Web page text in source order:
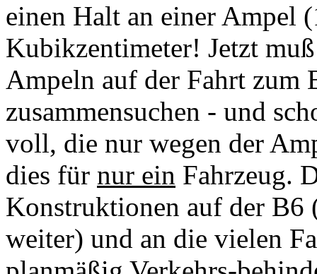
einen Halt an einer Ampel
Kubikzentimeter! Jetzt
Ampeln auf der Fahrt zum
zusammensuchen - und
voll, die nur wegen der
dies für nur ein Fahrzeug.
Konstruktionen auf der B6
weiter) und an die vielen